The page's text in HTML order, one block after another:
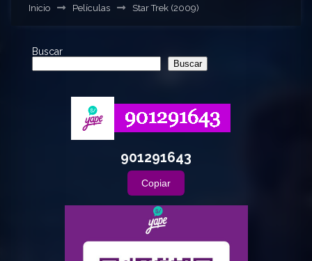
Inicio Películas Star Trek (2009)
Buscar
Buscar
901291643
Copiar